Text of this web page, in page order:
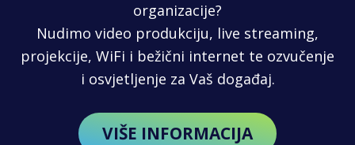
organizacije?
Nudimo video produkciju, live streaming,
projekcije, WiFi i bežični internet te ozvučenje
i osvjetljenje za Vaš događaj.
VIŠE INFORMACIJA